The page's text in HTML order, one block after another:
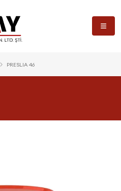
PRESLIA 46